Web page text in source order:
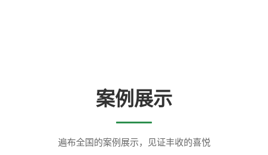
案例展示
遍布全国的案例展示，见证丰收的喜悦